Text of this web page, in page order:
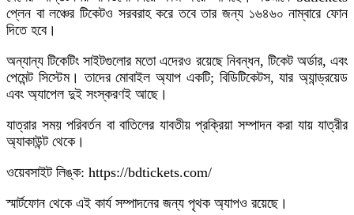
প্লেন বা লঞ্চের টিকেটও সরবরাহ করে তবে তার জন্য ১৬৪৬০ নাম্বারে ফোন
দিতে হবে।
অন্যান্য টিকেটিং সাইটগুলোর মতো এদেরও রয়েছে নিবন্ধন, টিকেট অর্ডার, এবং
পেমেন্ট সিস্টেম। তাদের মোবাইল অ্যাপ একটি; বিডিটিকেটস, যার অ্যান্ড্রয়েড
এবং অ্যাপেল দুই সংস্করণই আছে।
যাত্রার সময় পরিবর্তন বা বাতিলের যাবতীয় প্রক্রিয়া সম্পাদন করা যায় যাত্রীর
অ্যাকাউন্ট থেকে।
ওয়েবসাইট লিঙ্ক: https://bdtickets.com/
স্মার্টফোন থেকে এই কার্য সম্পাদনের জন্য পৃথক অ্যাপও রয়েছে।